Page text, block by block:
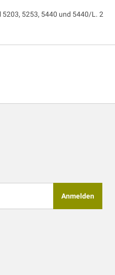
5253, 5440 und 5440/L. 2
Anmelden